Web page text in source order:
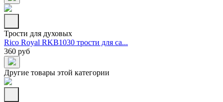
Трости для духовых
Rico Royal RKB1030 трости для са...
360 руб
Другие товары этой категории